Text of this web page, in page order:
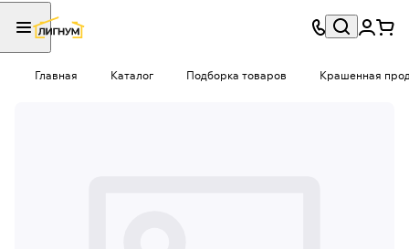
Главная Каталог Подборка товаров Крашенная